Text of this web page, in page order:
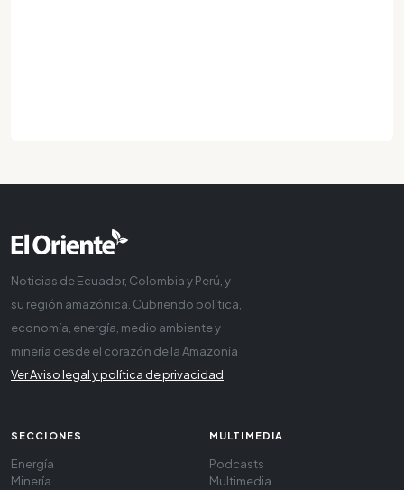
Noticias de Ecuador, Colombia y Perú, y
su región amazónica. Cubriendo política,
economía, energía, medio ambiente y
minería desde el corazón de la Amazonía
Ver Aviso legal y política de privacidad
SECCIONES
Energía
Minería
MULTIMEDIA
Podcasts
Multimedia